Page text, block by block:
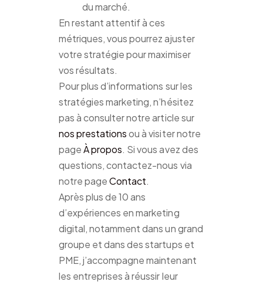
du marché.
En restant attentif à ces
métriques, vous pourrez ajuster
votre stratégie pour maximiser
vos résultats.
Pour plus d’informations sur les
stratégies marketing, n’hésitez
pas à consulter notre article sur
nos prestationsou à visiter notre
pageÀ propos. Si vous avez des
questions, contactez-nous via
notre pageContact.
Après plus de 10 ans
d’expériences en marketing
digital, notamment dans un grand
groupe et dans des startups et
PME, j’accompagne maintenant
les entreprises à réussir leur